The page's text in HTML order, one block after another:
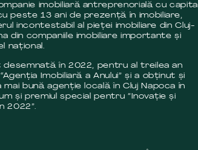
imobiliară antreprenorială cu capital
peste 13 ani de prezență în imobiliare,
incontestabil al pieței imobiliare din Cluj-
din companiile imobiliare importante și
național.
desemnată în 2022, pentru al treilea an
Imobiliară a Anului” și a obținut și
mai bună agenție locală în Cluj Napoca în
și premiul special pentru ”Inovație și
2022”.